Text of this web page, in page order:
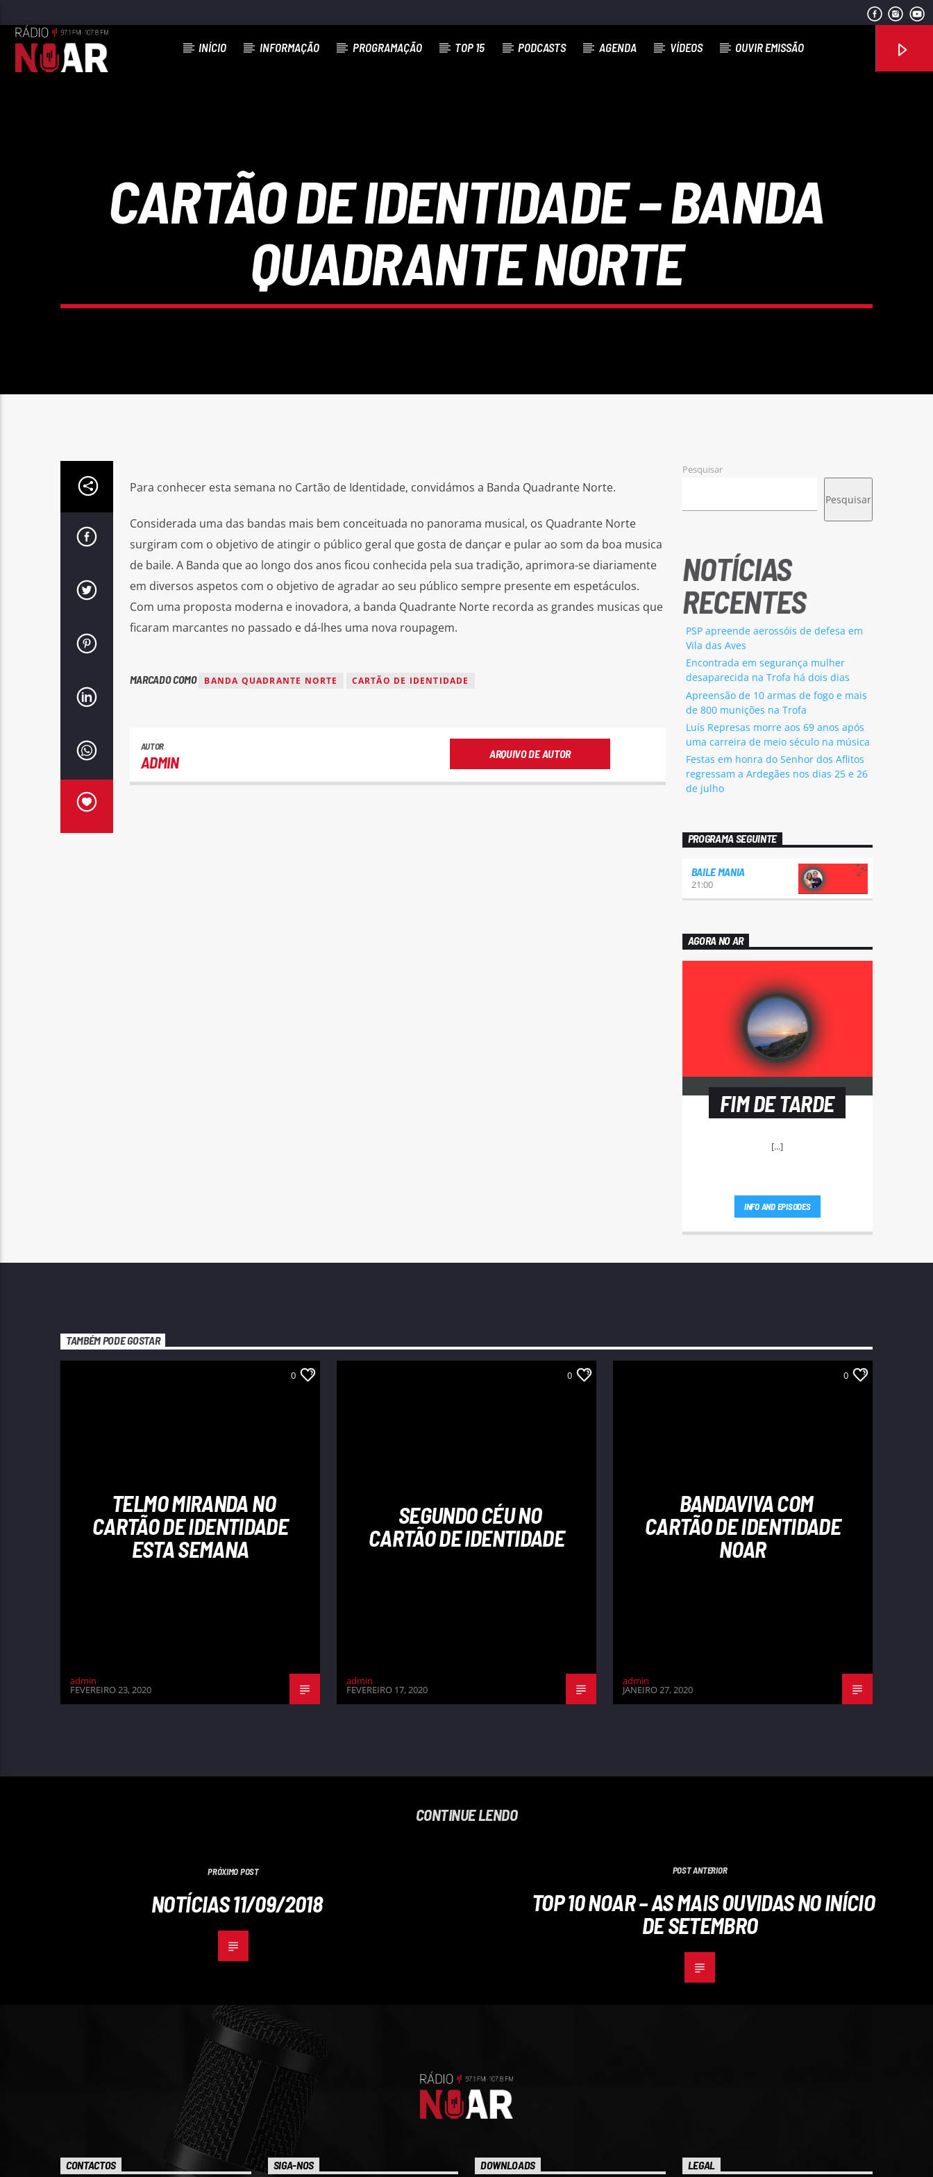
INÍCIO INFORMAÇÃO PROGRAMAÇÃO TOP 15 PODCASTS AGENDA VÍDEOS OUVIR EMISSÃO
CARTÃO DE IDENTIDADE – BANDA
QUADRANTE NORTE
Para conhecer esta semana no Cartão de Identidade, convidámos a Banda Quadrante Norte.
Considerada uma das bandas mais bem conceituada no panorama musical, os Quadrante Norte
surgiram com o objetivo de atingir o público geral que gosta de dançar e pular ao som da boa musica
de baile. A Banda que ao longo dos anos ficou conhecida pela sua tradição, aprimora-se diariamente
em diversos aspetos com o objetivo de agradar ao seu público sempre presente em espetáculos.
Com uma proposta moderna e inovadora, a banda Quadrante Norte recorda as grandes musicas que
ficaram marcantes no passado e dá-lhes uma nova roupagem.
MARCADO COMO BANDA QUADRANTE NORTE CARTÃO DE IDENTIDADE
AUTOR
ADMIN ARQUIVO DE AUTOR
Pesquisar
Pesquisar
NOTÍCIAS
RECENTES
PSP apreende aerossóis de defesa em
Vila das Aves
Encontrada em segurança mulher
desaparecida na Trofa há dois dias
Apreensão de 10 armas de fogo e mais
de 800 munições na Trofa
Luís Represas morre aos 69 anos após
uma carreira de meio século na música
Festas em honra do Senhor dos Aflitos
regressam a Ardegães nos dias 25 e 26
de julho
PROGRAMA SEGUINTE
BAILE MANIA
21:00
AGORA NO AR
FIM DE TARDE
[...]
INFO AND EPISODES
TAMBÉM PODE GOSTAR
0
TELMO MIRANDA NO
CARTÃO DE IDENTIDADE
ESTA SEMANA
admin
FEVEREIRO 23, 2020
0
SEGUNDO CÉU NO
CARTÃO DE IDENTIDADE
admin
FEVEREIRO 17, 2020
0
BANDAVIVA COM
CARTÃO DE IDENTIDADE
NOAR
admin
JANEIRO 27, 2020
CONTINUE LENDO
PRÓXIMO POST
NOTÍCIAS 11/09/2018
POST ANTERIOR
TOP 10 NOAR – AS MAIS OUVIDAS NO INÍCIO
DE SETEMBRO
CONTACTOS SIGA-NOS DOWNLOADS LEGAL